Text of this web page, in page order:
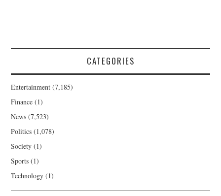
CATEGORIES
Entertainment (7,185)
Finance (1)
News (7,523)
Politics (1,078)
Society (1)
Sports (1)
Technology (1)